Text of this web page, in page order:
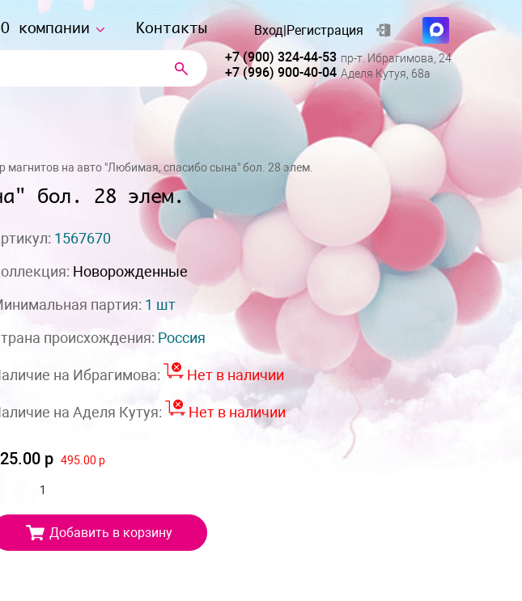
О компании Контакты Вход|Регистрация
+7 (900) 324-44-53 пр-т. Ибрагимова, 24
+7 (996) 900-40-04 Аделя Кутуя, 68а
магнитов на авто "Любимая, спасибо сына" бол. 28 элем.
бол. 28 элем.
1567670
Новорожденные
партия: 1 шт
происхождения: Россия
на Ибрагимова: Нет в наличии
на Аделя Кутуя: Нет в наличии
р 495.00 р
Добавить в корзину